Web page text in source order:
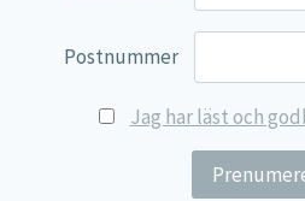
Green Trade
Postnummer
Jag har läst och